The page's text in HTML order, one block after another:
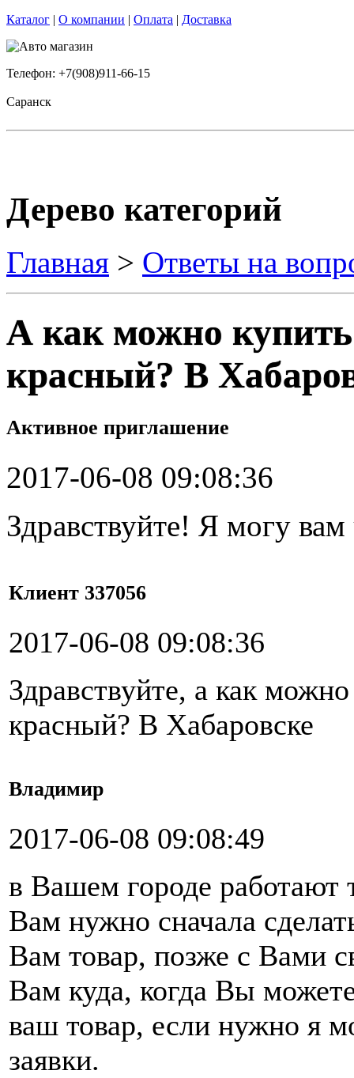
Каталог | О компании | Оплата | Доставка
Телефон: +7(908)911-66-15
Саранск
Дерево категорий
Главная > Ответы на
А как можно
красный? В
Активное приглашение
2017-06-08 09:08:36
Здравствуйте! Я могу
Клиент 337056
2017-06-08 09:08:36
Здравствуйте, а как
красный? В Хабаровске
Владимир
2017-06-08 09:08:49
в Вашем городе работают
Вам нужно сначала
Вам товар, позже с Вами
Вам куда, когда Вы
ваш товар, если нужно я
заявки.